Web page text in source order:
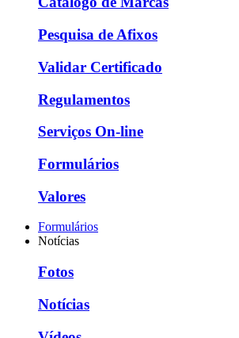
Pesquisa de Afixos
Validar Certificado
Regulamentos
Serviços On-line
Formulários
Valores
Formulários
Notícias
Fotos
Notícias